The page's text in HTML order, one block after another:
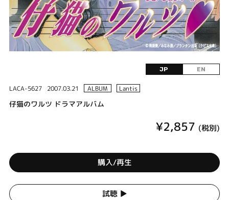
JP EN
LACA-5627 2007.03.21 ALBUM Lantis
仔猫のワルツ ドラマアルバム
¥2,857 (税別)
購入/再生
試聴 ▶︎